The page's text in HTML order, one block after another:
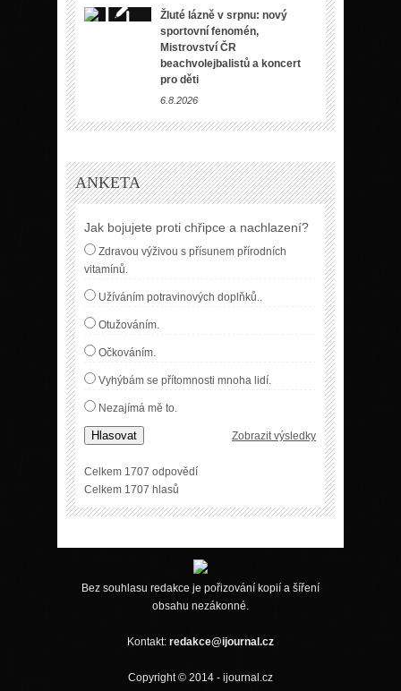
Žluté lázně v srpnu: nový
sportovní fenomén,
Mistrovství ČR
beachvolejbalistů a koncert
pro děti
6.8.2026
ANKETA
Jak bojujete proti chřipce a nachlazení?
Zdravou výživou s přísunem přírodních
vitamínů.
Užíváním potravinových doplňků..
Otužováním.
Očkováním.
Vyhýbám se přítomnosti mnoha lidí.
Nezajímá mě to.
Hlasovat Zobrazit výsledky
Celkem 1707 odpovědí
Celkem 1707 hlasů
Bez souhlasu redakce je pořizování kopií a šíření
obsahu nezákonné.
Kontakt: redakce@ijournal.cz
Copyright © 2014 - ijournal.cz